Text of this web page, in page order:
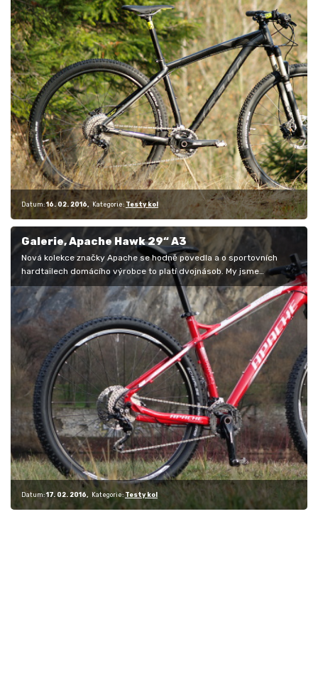
Datum: 16. 02. 2016 Kategorie: Testy kol
Galerie, Apache Hawk 29“ A3
Nová kolekce značky Apache se hodně povedla a o sportovních
hardtailech domácího výrobce to platí dvojnásob. My jsme
otestovali třetí…
Datum: 17. 02. 2016 Kategorie: Testy kol